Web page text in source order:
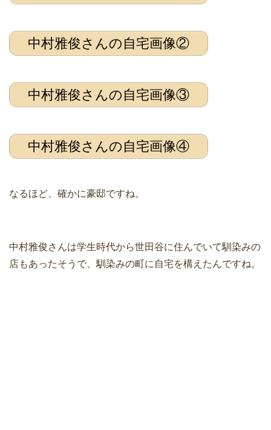
中村雅俊さんの自宅画像②
中村雅俊さんの自宅画像③
中村雅俊さんの自宅画像④
なるほど、確かに豪邸ですね。
中村雅俊さんは学生時代から世田谷に住んでいて馴染みの
店もあったそうで、馴染みの町に自宅を構えたんですね。